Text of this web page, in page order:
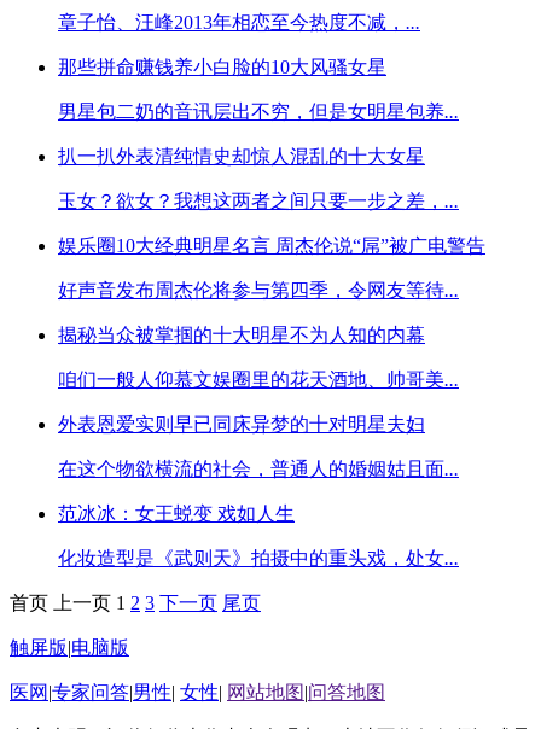
章子怡、汪峰2013年相恋至今热度不减， ...
那些拼命赚钱养小白脸的10大风骚女星
男星包二奶的音讯层出不穷，但是女明星包养...
扒一扒外表清纯情史却惊人混乱的十大女星
玉女？欲女？我想这两者之间只要一步之差， ...
娱乐圈10大经典明星名言 周杰伦说“屌”被广电警告
好声音发布周杰伦将参与第四季，令网友等待...
揭秘当众被掌掴的十大明星不为人知的内幕
咱们一般人仰慕文娱圈里的花天酒地、帅哥美...
外表恩爱实则早已同床异梦的十对明星夫妇
在这个物欲横流的社会，普通人的婚姻姑且面...
范冰冰：女王蜕变 戏如人生
化妆造型是《武则天》拍摄中的重头戏，处女...
首页 上一页 1 2 3 下一页 尾页
触屏版|电脑版
医网 |专家问答|男性| 女性| 网站地图 |问答地图